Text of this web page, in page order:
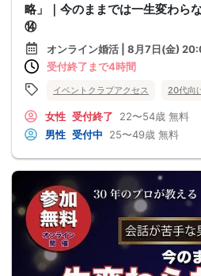
略」｜今のままでは一生変わら
⑭
オンライン婚活 | 8月7日(金)
受付終了まで4時間
イベントクラブアクセス 20代向
女性 受付終了 22〜54歳 無料
男性 受付中 25〜49歳 無料